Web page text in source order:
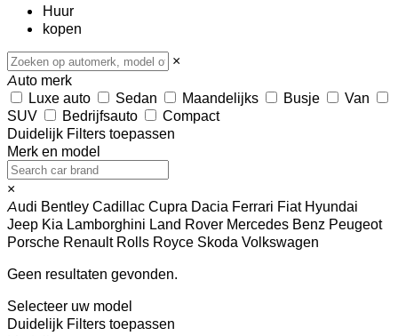
Huur
kopen
×
Auto merk
Luxe auto
Sedan Maandelijks Busje
Van
SUV
Bedrijfsauto
Compact
Duidelijk Filters toepassen
Merk en model
×
Audi Bentley Cadillac Cupra Dacia Ferrari Fiat Hyundai
Jeep Kia Lamborghini Land Rover Mercedes Benz Peugeot
Porsche Renault Rolls Royce Skoda Volkswagen
Geen resultaten gevonden.
Selecteer uw model
Duidelijk Filters toepassen